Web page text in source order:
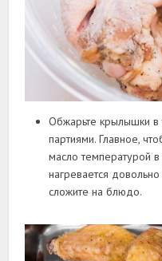
Обжарьте крылышки в
партиями. Главное,
масло температурой
нагревается
сложите на блюдо.